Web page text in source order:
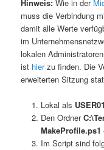
Hinweis: Wie in der
muss die Verbindung
damit alle Werte
im
lokalen
ist hierzu finden. Die
erweiterten Sitzung
Lokal als USER01
Den Ordner
MakeProfile.ps1
Im Script sind